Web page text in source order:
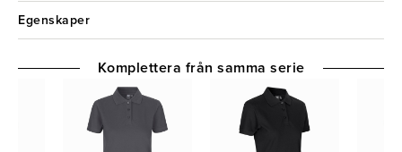
Egenskaper
Komplettera från samma serie